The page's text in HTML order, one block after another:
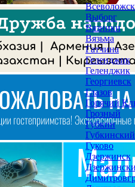
Всеволожск
Выборг
Вязники
Вязьма
Гатчина
Геленджик
Геленджик
Георгиевск
Глазов
Горячий
Грозный
Губкин
Губкинский
Гуково
Дзержинск